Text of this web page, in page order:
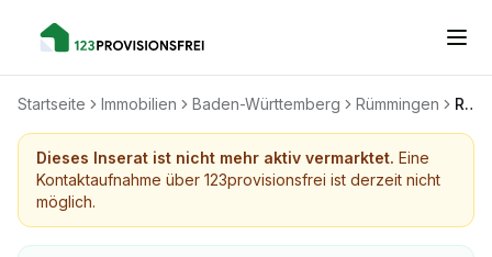
Startseite Immobilien Baden-Württemberg Rümmingen Rümmingen Zweifamilienhaus mit Option auf weitere Wohneinheiten, 1284m2, Gewerbeeinheit, baureserve
Dieses Inserat ist nicht mehr aktiv vermarktet. Eine
Kontaktaufnahme über 123provisionsfrei ist derzeit nicht
möglich.